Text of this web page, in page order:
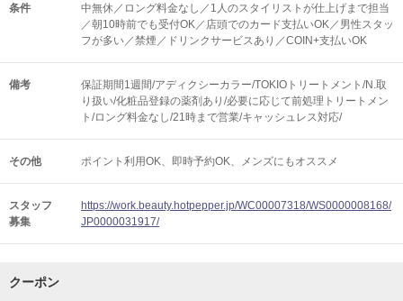
条件
中無休／ロング料金なし／1人のスタイリストが仕上げまで担当
／朝10時前でも受付OK／店頭でのカード支払いOK／男性スタッ
フが多い／禁煙／ドリンクサービスあり／COIN+支払いOK
備考
保証期間1週間/アディクシーカラー/TOKIOトリートメント/N.取
り扱い/化粧品登録の薬剤あり/必要に応じて前処理トリートメン
ト/ロング料金なし/21時まで営業/キャッシュレス対応/
その他 ポイント利用OK 即時予約OK メンズにもオススメ
スタッフ
募集
https://work.beauty.hotpepper.jp/WC00007318/WS0000008168/
JP0000031917/
クーポン